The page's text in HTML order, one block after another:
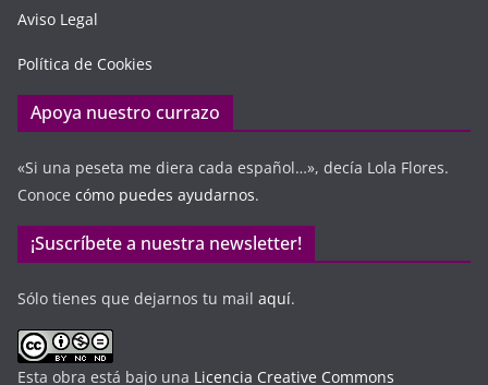
Aviso Legal
Política de Cookies
Apoya nuestro currazo
«Si una peseta me diera cada español…», decía Lola Flores.
Conoce cómo puedes ayudarnos.
¡Suscríbete a nuestra newsletter!
Sólo tienes que dejarnos tu mail aquí.
Esta obra está bajo una Licencia Creative Commons